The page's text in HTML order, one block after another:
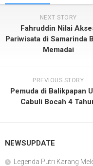
NEXT STORY
Fahruddin Nilai
Pariwisata di Samarinda
Memadai
PREVIOUS STORY
Pemuda di Balikpapan
Cabuli Bocah 4
NEWSUPDATE
Legenda Putri Karang